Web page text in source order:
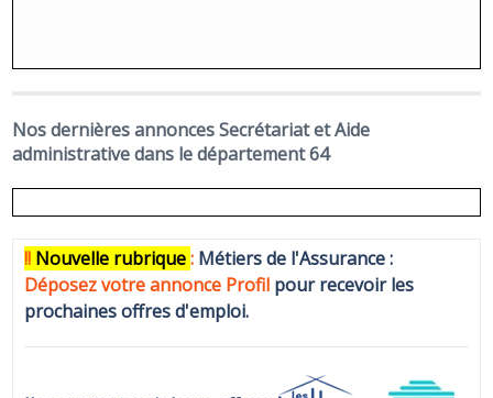
Nos dernières annonces Secrétariat et Aide
administrative dans le département 64
!! Nouvelle rubrique: Métiers de l'Assurance :
Déposez votre annonce Profil pour recevoir les
prochaines offres d'emploi.